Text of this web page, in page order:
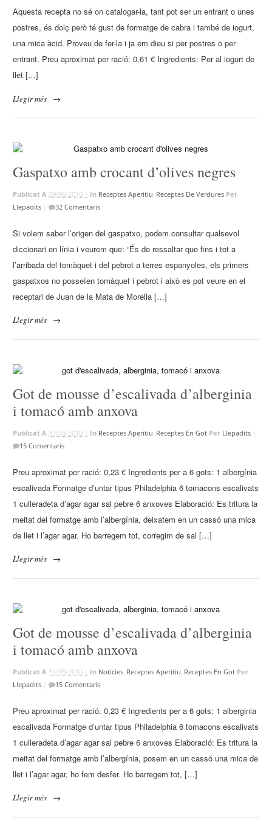
Aquesta recepta no sé on catalogar-la, tant pot ser un entrant o unes
postres, és dolç però té gust de formatge de cabra i també de iogurt,
una mica àcid. Proveu de fer-la i ja em dieu si per postres o per
entrant. Preu aproximat per ració: 0,61 € Ingredients: Per al iogurt de
llet […]
Llegir més →
Gaspatxo amb crocant d’olives negres
Publicat A09/06/2010 | In Receptes Aperitiu, Receptes De Verdures Per
Llepadits
32 Comentaris
Si volem saber l’origen del gaspatxo, podem consultar qualsevol
diccionari en línia i veurem que: “És de ressaltar que fins i tot a
l’arribada del tomàquet i del pebrot a terres espanyoles, els primers
gaspatxos no posseïen tomàquet i pebrot i això es pot veure en el
receptari de Juan de la Mata de Morella […]
Llegir més →
Got de mousse d’escalivada d’alberginia
i tomacó amb anxova
Publicat A 31/05/2010 | In Receptes Aperitiu, Receptes En Got Per Llepadits
15 Comentaris
Preu aproximat per ració: 0,23 € Ingredients per a 6 gots: 1 albergínia
escalivada Formatge d’untar tipus Philadelphia 6 tomacons escalivats
1 culleradeta d’agar agar sal pebre 6 anxoves Elaboració: Es tritura la
meitat del formatge amb l’albergínia, deixatem en un cassó una mica
de llet i l’agar agar. Ho barregem tot, corregim de sal […]
Llegir més →
Got de mousse d’escalivada d’alberginia
i tomacó amb anxova
Publicat A 31/05/2010 | In Noticies Receptes Aperitiu Receptes En Got Per
Llepadits
15 Comentaris
Preu aproximat per ració: 0,23 € Ingredients per a 6 gots: 1 alberginia
escalivada Formatge d’untar tipus Philadelphia 6 tomacons escalivats
1 culleradeta d’agar agar sal pebre 6 anxoves Elaboració: Es tritura la
meitat del formatge amb l’albergínia, posem en un cassó una mica de
llet i l’agar agar, ho fem desfer. Ho barregem tot, […]
Llegir més →